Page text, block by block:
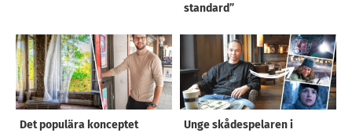
standard”
Det populära konceptet
Unge skådespelaren i